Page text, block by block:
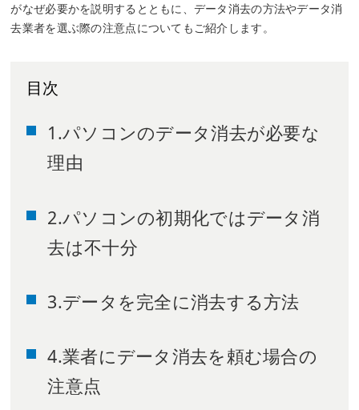
がなぜ必要かを説明するとともに、データ消去の方法やデータ消
去業者を選ぶ際の注意点についてもご紹介します。
目次
1.パソコンのデータ消去が必要な
理由
2.パソコンの初期化ではデータ消
去は不十分
3.データを完全に消去する方法
4.業者にデータ消去を頼む場合の
注意点